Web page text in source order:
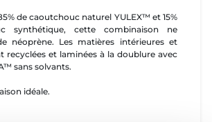
de caoutchouc naturel YULEX™ et 15%
synthétique, cette combinaison ne
néoprène. Les matières intérieures et
recyclées et laminées à la doublure avec
sans solvants.
idéale.